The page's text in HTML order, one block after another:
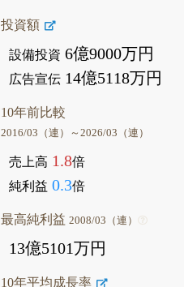
投資額
設備投資 6億9000万円
広告宣伝 14億5118万円
10年前比較
2016/03（連）～2026/03（連）
売上高 1.8倍
純利益 0.3倍
最高純利益2008/03（連）
13億5101万円
10年平均成長率